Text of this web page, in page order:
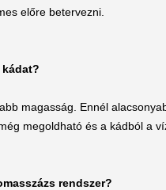
előre betervezni.
magasság. Ennél
megoldható és a kádból a
rendszer?